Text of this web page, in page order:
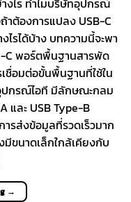
งไร ทำไมบริษัทอุปกรณ์
าต้องการแปลง USB-C
ไรได้บ้าง บทความนี้จะพา
C พอร์ตพื้นฐานสารพัด
ชื่อมต่อขั้นพื้นฐานที่ใช้ใน
ปกรณ์ไอที มีลักษณะกลม
และ USB Type-B
ารส่งข้อมูลที่รวดเร็วมาก
ขนาดเล็กใกล้เคียงกับ
→